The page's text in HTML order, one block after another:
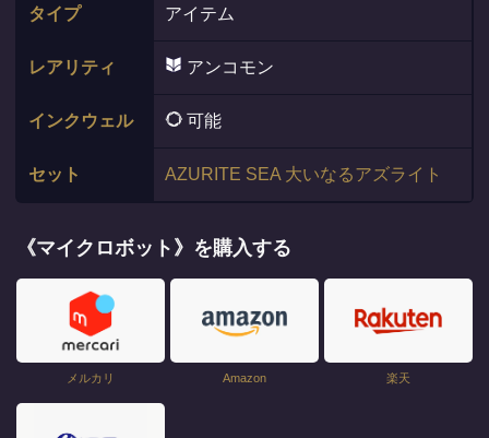
タイプ アイテム
レアリティ アンコモン
インクウェル 可能
セット AZURITE SEA 大いなるアズライト
《マイクロボット》を購入する
メルカリ Amazon 楽天